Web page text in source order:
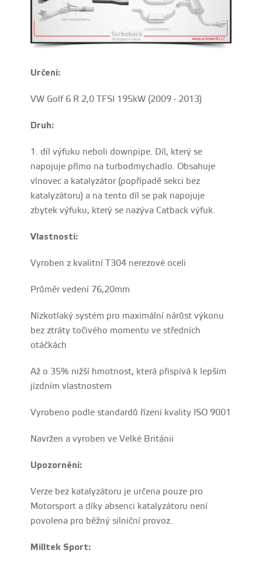
Určení:
VW Golf 6 R 2,0 TFSI 195kW (2009 - 2013)
Druh:
1. díl výfuku neboli downpipe. Díl, který se
napojuje přímo na turbodmychadlo. Obsahuje
vlnovec a katalyzátor (popřípadě sekci bez
katalyzátoru) a na tento díl se pak napojuje
zbytek výfuku, který se nazýva Catback výfuk.
Vlastnosti:
Vyroben z kvalitní T304 nerezové oceli
Průměr vedení 76,20mm
Nízkotlaký systém pro maximální nárůst výkonu
bez ztráty točivého momentu ve středních
otáčkách
Až o 35% nižší hmotnost, která přispívá k lepším
jízdním vlastnostem
Vyrobeno podle standardů řízení kvality ISO 9001
Navržen a vyroben ve Velké Británii
Upozornění:
Verze bez katalyzátoru je určena pouze pro
Motorsport a díky absenci katalyzátoru není
povolena pro běžný silniční provoz.
Milltek Sport: